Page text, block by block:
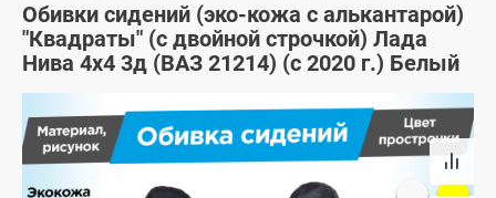
Обивки сидений (эко-кожа с алькантарой)
"Квадраты" (с двойной строчкой) Лада
Нива 4х4 3д (ВАЗ 21214) (с 2020 г.) Белый